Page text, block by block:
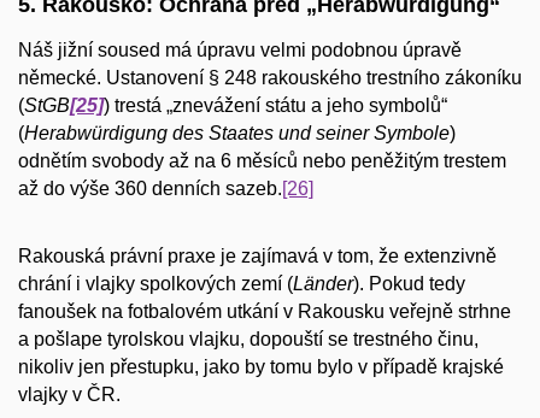
5. Rakousko: Ochrana před „Herabwürdigung“
Náš jižní soused má úpravu velmi podobnou úpravě
německé. Ustanovení § 248 rakouského trestního zákoníku
(StGB[25]) trestá „znevážení státu a jeho symbolů“
(Herabwürdigung des Staates und seiner Symbole)
odnětím svobody až na 6 měsíců nebo peněžitým trestem
až do výše 360 denních sazeb.[26]
Rakouská právní praxe je zajímavá v tom, že extenzivně
chrání i vlajky spolkových zemí (Länder). Pokud tedy
fanoušek na fotbalovém utkání v Rakousku veřejně strhne
a pošlape tyrolskou vlajku, dopouští se trestného činu,
nikoliv jen přestupku, jako by tomu bylo v případě krajské
vlajky v ČR.